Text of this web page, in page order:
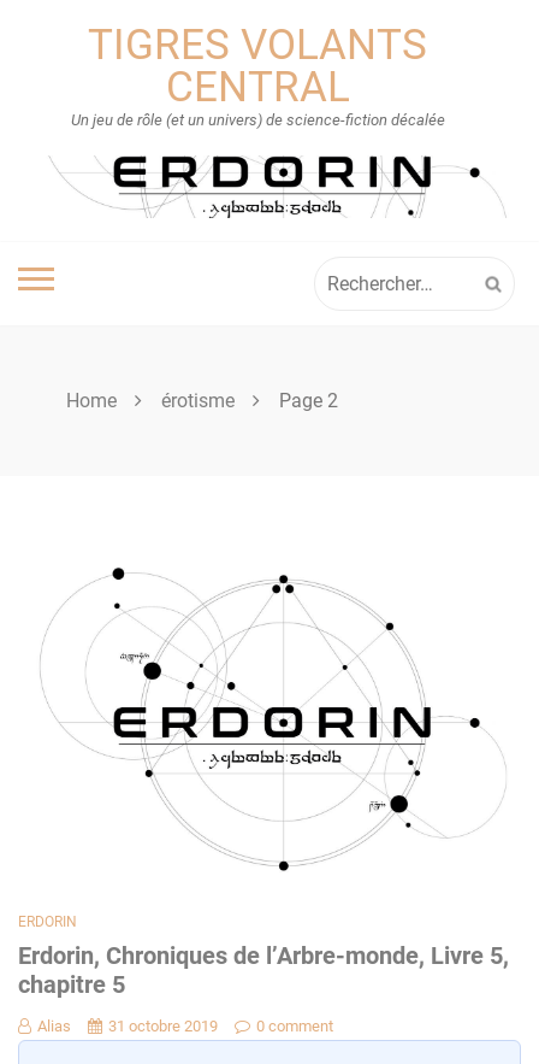
TIGRES VOLANTS
CENTRAL
Un jeu de rôle (et un univers) de science-fiction décalée
Home érotisme Page 2
ERDORIN
Erdorin, Chroniques de l’Arbre-monde, Livre 5,
chapitre 5
Alias 31 octobre 2019 0 comment